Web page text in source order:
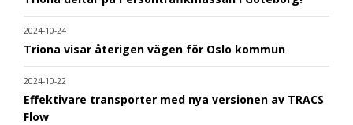
2024-10-24
Triona visar återigen vägen för Oslo kommun
2024-10-22
Effektivare transporter med nya versionen av TRACS
Flow